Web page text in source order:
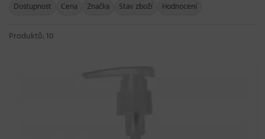
Dostupnost Cena Značka Stav zboží Hodnocení
Produktů: 10